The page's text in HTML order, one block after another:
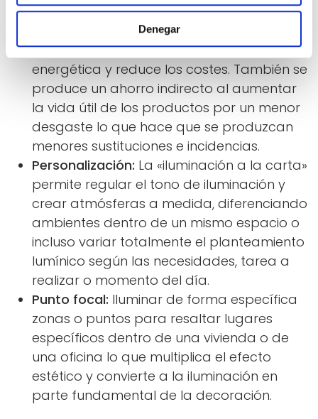
Denegar
Ahorro:Desde una doble perspectiva ya
que el ahorro es económico de forma
directa ya que aumenta la eficiencia
energética y reduce los costes. También se
produce un ahorro indirecto al aumentar
la vida útil de los productos por un menor
desgaste lo que hace que se produzcan
menores sustituciones e incidencias.
Personalización: La «iluminación a la carta»
permite regular el tono de iluminación y
crear atmósferas a medida, diferenciando
ambientes dentro de un mismo espacio o
incluso variar totalmente el planteamiento
lumínico según las necesidades, tarea a
realizar o momento del día.
Punto focal: Iluminar de forma específica
zonas o puntos para resaltar lugares
específicos dentro de una vivienda o de
una oficina lo que multiplica el efecto
estético y convierte a la iluminación en
parte fundamental de la decoración.